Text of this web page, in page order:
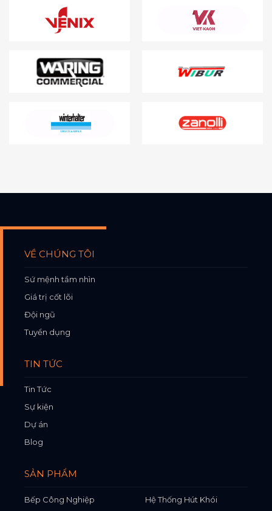
VỀ CHÚNG TÔI
Sứ mệnh tầm nhìn
Giá trị cốt lõi
Đội ngũ
Tuyển dụng
TIN TỨC
Tin Tức
Sự kiện
Dự án
Blog
SẢN PHẨM
Bếp Công Nghiệp
Hệ Thống Hút Khói